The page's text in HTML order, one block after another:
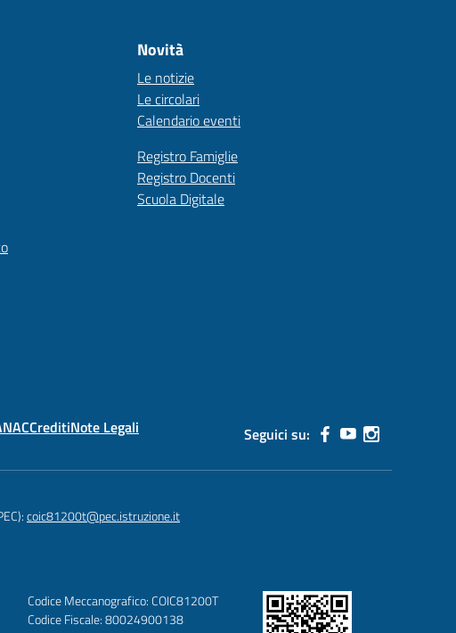
Novità
Le notizie
Le circolari
Calendario eventi
Registro Famiglie
Registro Docenti
Scuola Digitale
CreditiNote Legali Seguici su:
coic81200t@pec.istruzione.it
Codice Meccanografico: COIC81200T
Codice Fiscale: 80024900138